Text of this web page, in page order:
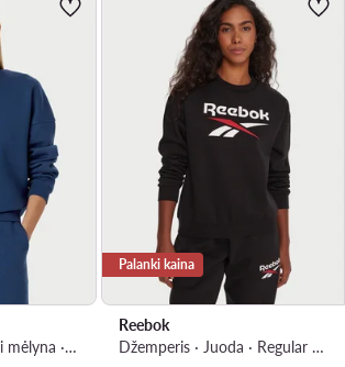
Džemperis · Tamsiai mėlyna · Regular Fit
Palanki kaina
Reebok
Džemperis · Juoda · Regular Fit